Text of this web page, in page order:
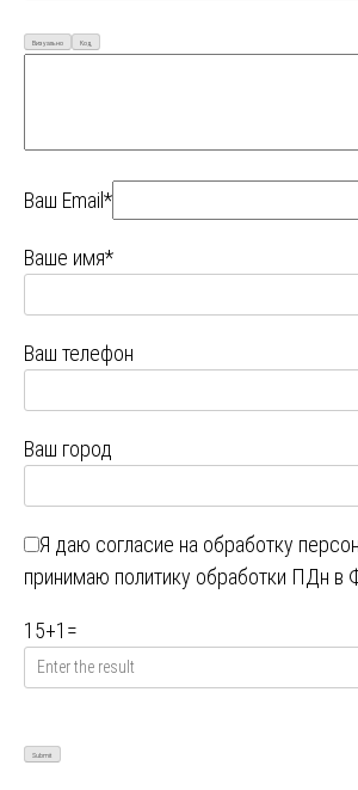
Визуально Код
Ваш Email*
Ваше имя*
Ваш телефон
Ваш город
Я даю согласие на обработку
принимаю политику обработки ПДн в
15+1 =